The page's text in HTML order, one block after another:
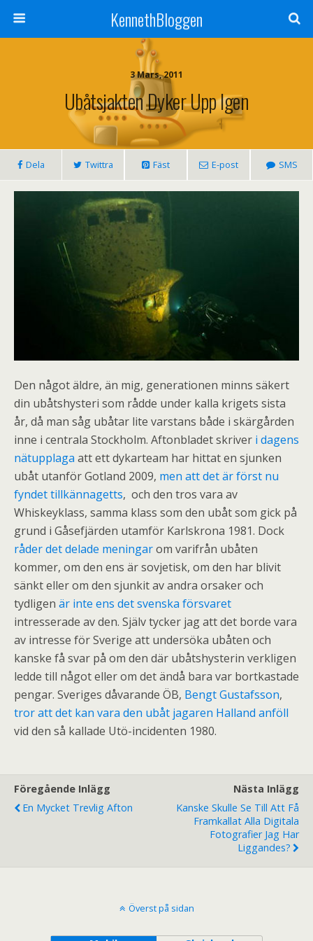
KennethBloggen
3 Mars, 2011
Ubåtsjakten Dyker Upp Igen
Dela Twittra Fäst E-post SMS
Den något äldre, än mig, generationen minns säkert
din ubåtshysteri som rådde under kalla krigets sista
år, då man såg ubåtar lite varstans både i skärgården
inne i centrala Stockholm. Aftonbladet skriver i dagens
nätupplaga att ett dykarteam har hittat en sjunken
ubåt utanför Gotland 2009, men att det är först nu
fyndet tillkännagetts, och den tros vara av
Whiskeyklass, samma klass som den ubåt som gick på
grund i Gåsefjärden utamför Karlskrona 1981. Dock
råder det delade meningarom varifrån ubåten
kommer, om den ens är sovjetisk, om den har blivit
sänkt eller om den sjunkit av andra orsaker och
tydligen är inte ens det svenska försvaret
intresserade av den. Själv tycker jag att det borde vara
av intresse för Sverige att undersöka ubåten och
kanske få svar på om den där ubåtshysterin verkligen
ledde till något eller om det ändå bara var bortkastade
pengar. Sveriges dåvarande ÖB, Bengt Gustafsson,
tror att det kan vara den ubåt jagaren Halland anföll
vid den så kallade Utö-incidenten 1980.
Föregående Inlägg
En Mycket Trevlig Afton
Nästa Inlägg
Kanske Skulle Se Till Att Få
Framkallat Alla Digitala
Fotografier Jag Har
Liggandes?
Överst på sidan